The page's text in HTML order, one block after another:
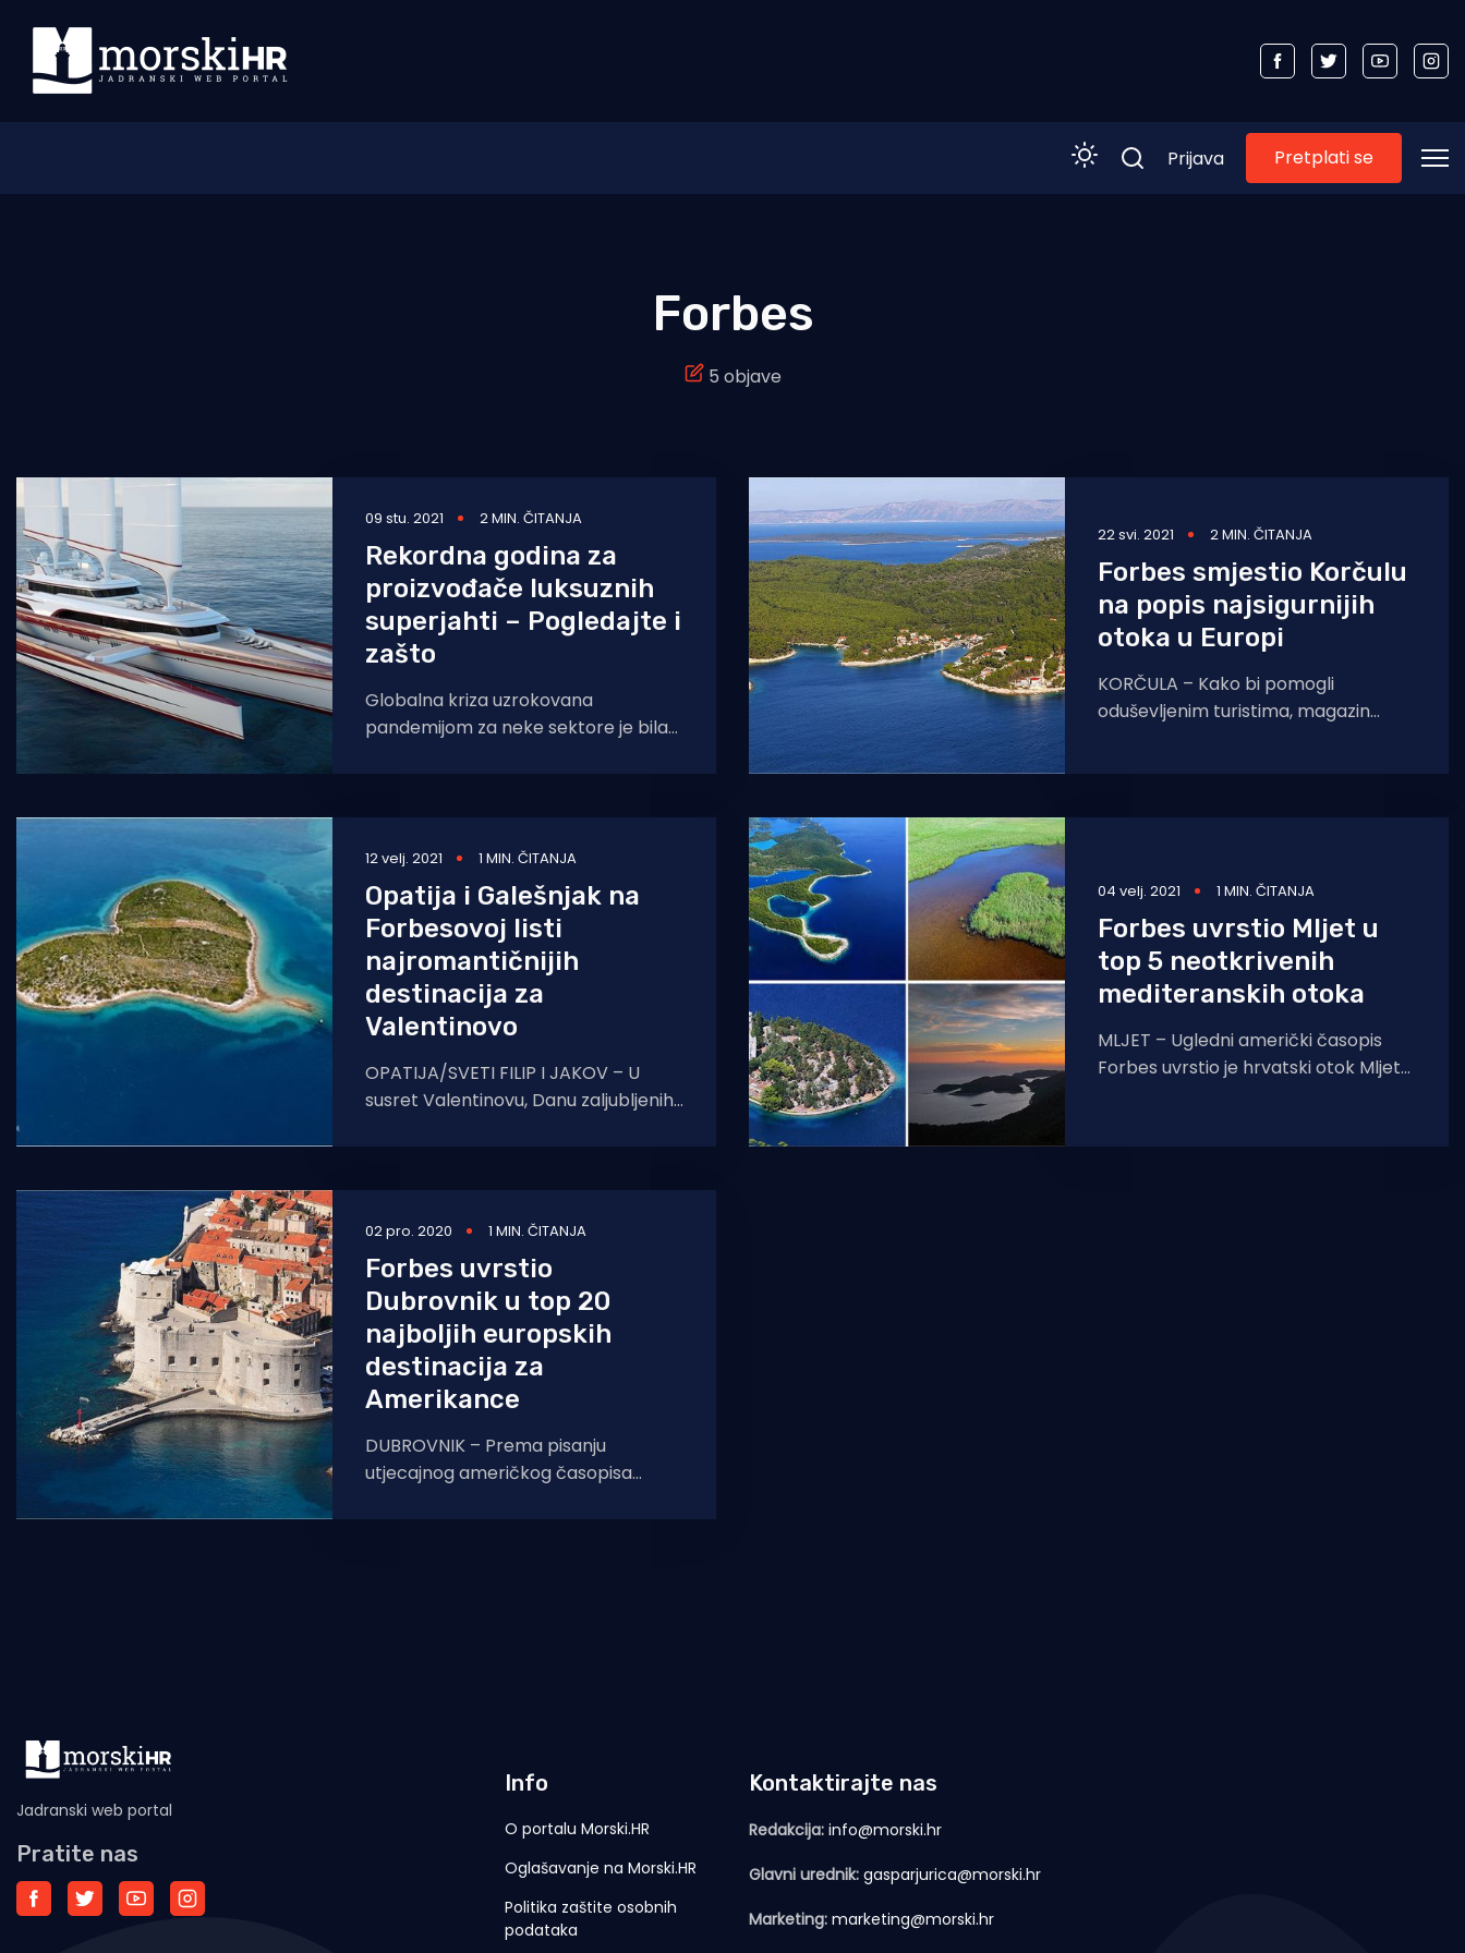
Turizam i nautika
Pomorstvo
Ribolov
Ekologija
Tradicija i kultura
Prijava Pretplati se
Forbes
5 objave
09 stu. 2021 2 MIN. ČITANJA
Rekordna godina za
proizvođače luksuznih
superjahti – Pogledajte i
zašto
Globalna kriza uzrokovana
pandemijom za neke sektore je bila
a jednu industriju je nenadano vinula
22 svi. 2021 2 MIN. ČITANJA
Forbes smjestio Korčulu
na popis najsigurnijih
otoka u Europi
KORČULA – Kako bi pomogli
oduševljenim turistima, magazin
12 velj. 2021 1 MIN. ČITANJA
Opatija i Galešnjak na
Forbesovoj listi
najromantičnijih
destinacija za
Valentinovo
OPATIJA/SVETI FILIP I JAKOV – U
susret Valentinovu, Danu zaljubljenih,
objavio je listu 16 najromantičnijih
04 velj. 2021 1 MIN. ČITANJA
Forbes uvrstio Mljet u
top 5 neotkrivenih
mediteranskih otoka
MLJET – Ugledni američki časopis
Forbes uvrstio je hrvatski otok Mljet
vole
02 pro. 2020 1 MIN. ČITANJA
Forbes uvrstio
Dubrovnik u top 20
najboljih europskih
destinacija za
Amerikance
DUBROVNIK – Prema pisanju
utjecajnog američkog časopisa
najboljih europskih destinacija za
Jadranski web portal
Pratite nas
Info
O portalu Morski.HR
Oglašavanje na Morski.HR
Politika zaštite osobnih
podataka
Kontaktirajte nas
Redakcija: info@morski.hr
Glavni urednik: gasparjurica@morski.hr
Marketing: marketing@morski.hr